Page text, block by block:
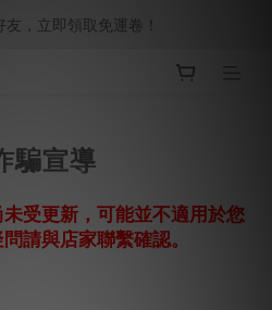
友，立即領取免運卷！
騙宣導
受更新，可能並不適用於您
請與店家聯繫確認。